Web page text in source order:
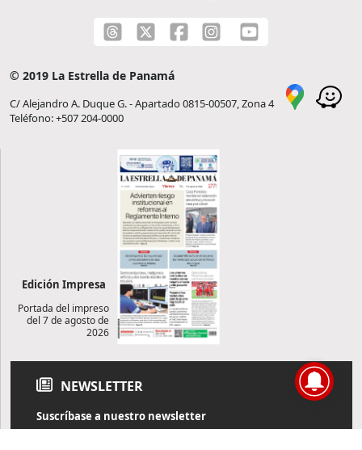
© 2019 La Estrella de Panamá
C/ Alejandro A. Duque G. - Apartado 0815-00507, Zona 4
Teléfono: +507 204-0000
Edición Impresa
Portada del impreso
del 7 de agosto de
2026
NEWSLETTER
Suscríbase a nuestro newsletter
Reciba diariamente información de actualidad directamente en